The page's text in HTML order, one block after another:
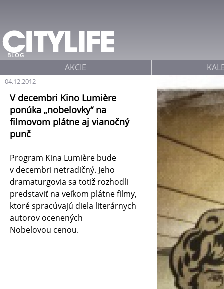
04.12.2012
BLOG
V decembri Kino Lumière
ponúka „nobelovky“ na
filmovom plátne aj vianočný
punč
Program Kina Lumière bude
v decembri netradičný. Jeho
dramaturgovia sa totiž rozhodli
predstaviť na veľkom plátne filmy,
ktoré spracúvajú diela literárnych
autorov ocenených
Nobelovou cenou.
AKCIE